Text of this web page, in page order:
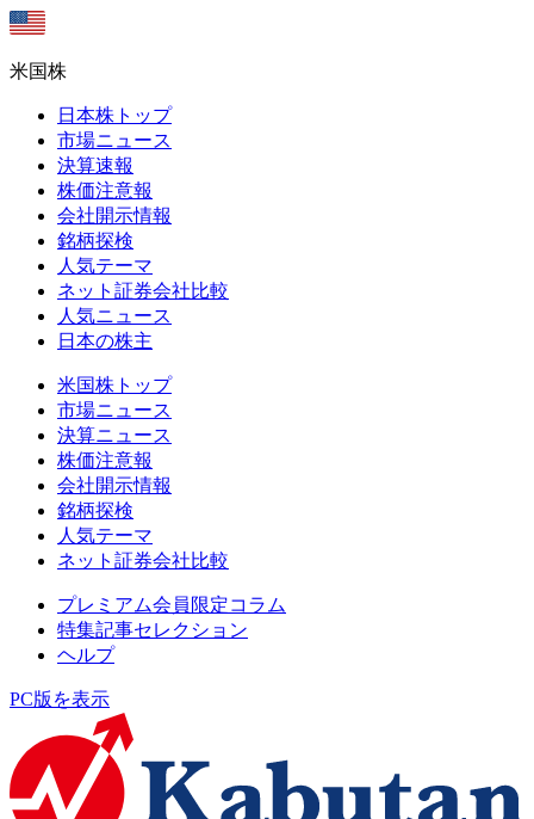
米国株
日本株トップ
市場ニュース
決算速報
株価注意報
会社開示情報
銘柄探検
人気テーマ
ネット証券会社比較
人気ニュース
日本の株主
米国株トップ
市場ニュース
決算ニュース
株価注意報
会社開示情報
銘柄探検
人気テーマ
ネット証券会社比較
プレミアム会員限定コラム
特集記事セレクション
ヘルプ
PC版を表示